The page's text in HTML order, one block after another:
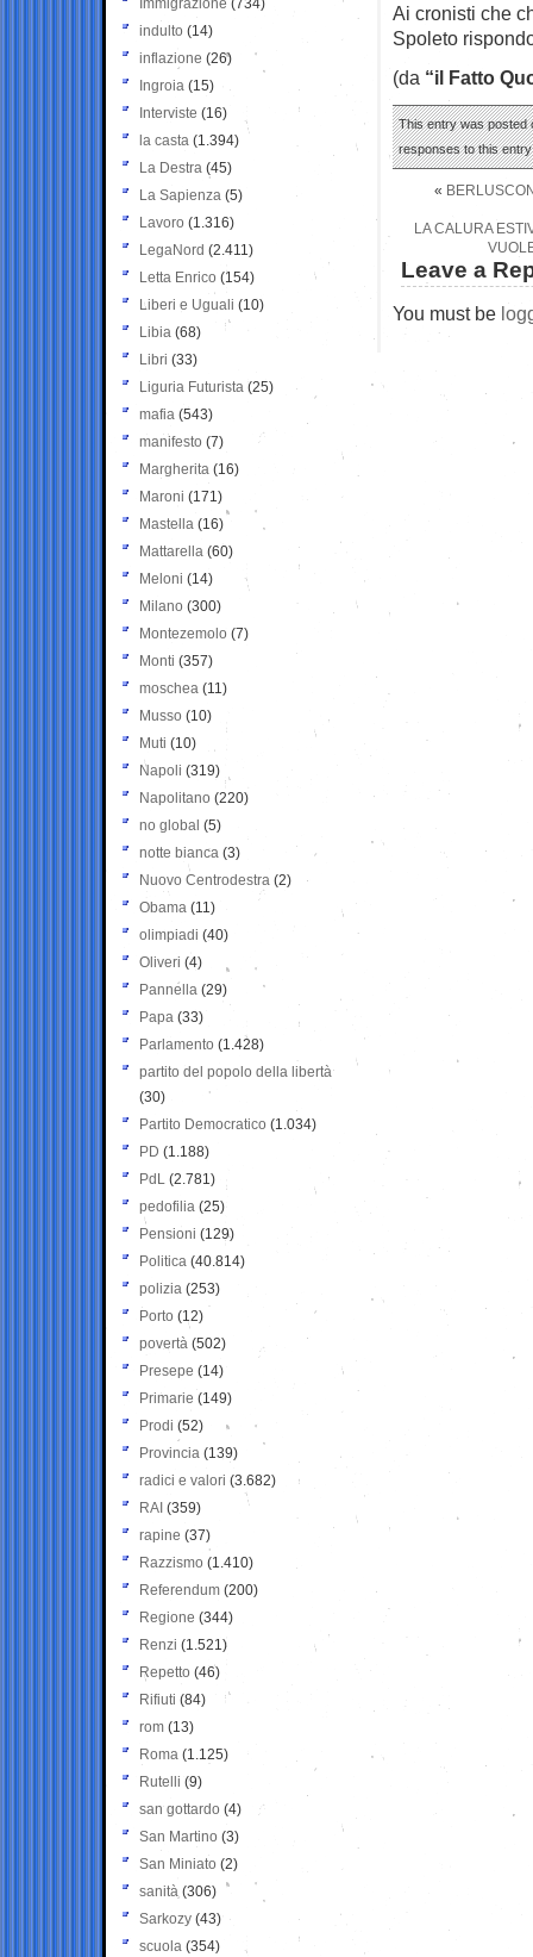
Ai cronisti che
Spoleto
(da “il Fatto
This entry was posted
responses to this
«
LA CALURA
Leave a
You must be
Immigrazione (734)
indulto (14)
inflazione (26)
Ingroia (15)
Interviste (16)
la casta (1.394)
La Destra (45)
La Sapienza (5)
Lavoro (1.316)
LegaNord (2.411)
Letta Enrico (154)
Liberi e Uguali (10)
Libia (68)
Libri (33)
Liguria Futurista (25)
mafia (543)
manifesto (7)
Margherita (16)
Maroni (171)
Mastella (16)
Mattarella (60)
Meloni (14)
Milano (300)
Montezemolo (7)
Monti (357)
moschea (11)
Musso (10)
Muti (10)
Napoli (319)
Napolitano (220)
no global (5)
notte bianca (3)
Nuovo Centrodestra (2)
Obama (11)
olimpiadi (40)
Oliveri (4)
Pannella (29)
Papa (33)
Parlamento (1.428)
partito del popolo della libertà
(30)
Partito Democratico (1.034)
PD (1.188)
PdL (2.781)
pedofilia (25)
Pensioni (129)
Politica (40.814)
polizia (253)
Porto (12)
povertà (502)
Presepe (14)
Primarie (149)
Prodi (52)
Provincia (139)
radici e valori (3.682)
RAI (359)
rapine (37)
Razzismo (1.410)
Referendum (200)
Regione (344)
Renzi (1.521)
Repetto (46)
Rifiuti (84)
rom (13)
Roma (1.125)
Rutelli (9)
san gottardo (4)
San Martino (3)
San Miniato (2)
sanità (306)
Sarkozy (43)
scuola (354)